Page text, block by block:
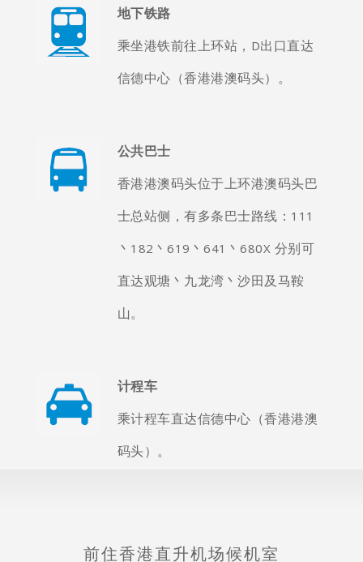
地下铁路
乘坐港铁前往上环站，D出口直达
信德中心（香港港澳码头）。
公共巴士
香港港澳码头位于上环港澳码头巴
士总站侧，有多条巴士路线：111
丶182丶619丶641丶680X 分别可
直达观塘丶九龙湾丶沙田及马鞍
山。
计程车
乘计程车直达信德中心（香港港澳
码头）。
前住香港直升机场候机室